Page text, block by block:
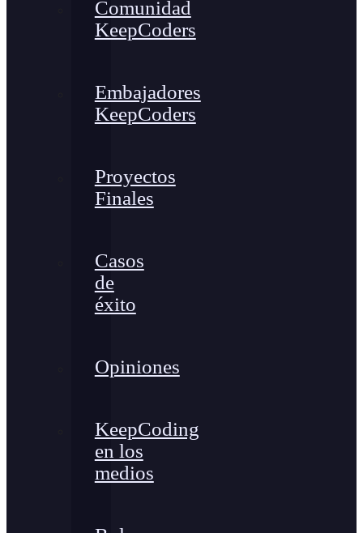
Comunidad
KeepCoders
Embajadores
KeepCoders
Proyectos
Finales
Casos
de
éxito
Opiniones
KeepCoding
en los
medios